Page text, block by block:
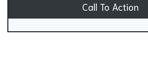
Call To Action